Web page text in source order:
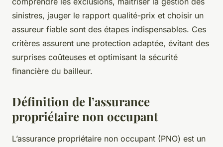
sinistres, jauger le rapport qualité-prix et choisir un
assureur fiable sont des étapes indispensables. Ces
critères assurent une protection adaptée, évitant des
surprises coûteuses et optimisant la sécurité
financière du bailleur.
Définition de l’assurance
propriétaire non occupant
L’assurance propriétaire non occupant (PNO) est un